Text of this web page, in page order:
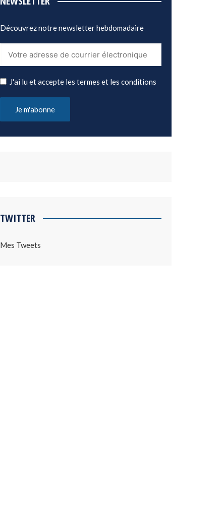
Découvrez notre newsletter hebdomadaire
J'ai lu et accepte les termes et les conditions
TWITTER
Mes Tweets